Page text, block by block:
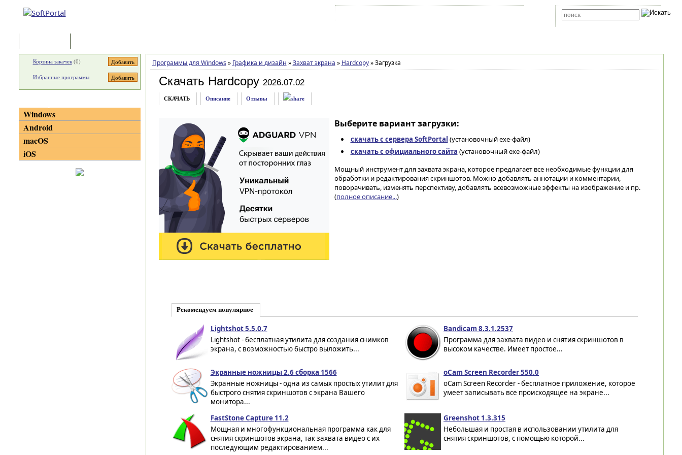
Программы для Windows » Графика и дизайн » Захват экрана » Hardcopy »Загрузка
Скачать Hardcopy 2026.07.02
СКАЧАТЬ Описание Отзывы
Выберите вариант загрузки:
скачать с сервера SoftPortal (установочный exe-файл)
скачать с официального сайта (установочный exe-файл)
Мощный инструмент для захвата экрана, которое предлагает все необходимые функции для
обработки и редактирования скриншотов. Можно добавлять аннотации и комментарии,
поворачивать, изменять перспективу, добавлять всевозможные эффекты на изображение и пр.
(полное описание...)
Рекомендуем популярное
Lightshot 5.5.0.7
Lightshot - бесплатная утилита для создания снимков
экрана, с возможностью быстро выложить...
Bandicam 8.3.1.2537
Программа для захвата видео и снятия скриншотов в
высоком качестве. Имеет простое...
Экранные ножницы 2.6 сборка 1566
Экранные ножницы - одна из самых простых утилит для
быстрого снятия скриншотов с экрана Вашего
монитора...
oCam Screen Recorder 550.0
oCam Screen Recorder - бесплатное приложение, которое
умеет записывать все происходящее на экране...
FastStone Capture 11.2
Мощная и многофункциональная программа как для
снятия скриншотов экрана, так захвата видео с их
последующим редактированием...
Greenshot 1.3.315
Небольшая и простая в использовании утилита для
снятия скриншотов, с помощью которой...
Корзина закачек(0)
Избранные программы
Windows
Android
macOS
iOS